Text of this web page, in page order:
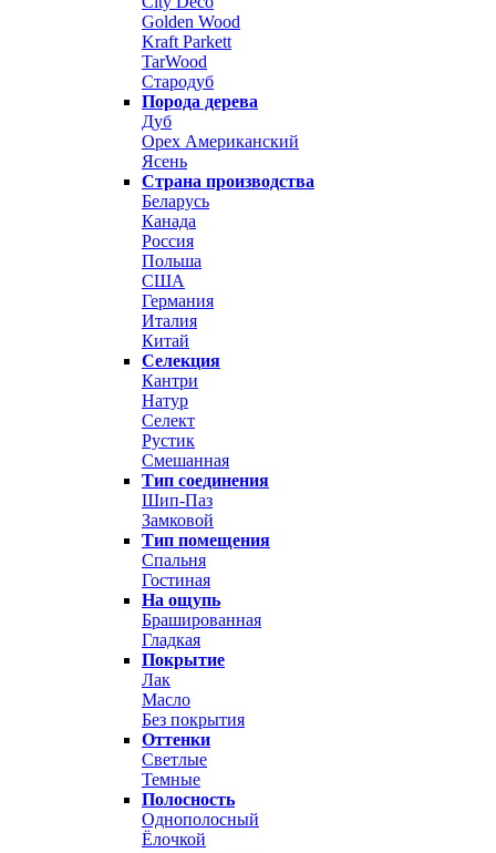
Golden Wood
Kraft Parkett
TarWood
Стародуб
Порода дерева
Дуб
Орех Американский
Ясень
Страна производства
Беларусь
Канада
Россия
Польша
США
Германия
Италия
Китай
Селекция
Кантри
Натур
Селект
Рустик
Смешанная
Тип соединения
Шип-Паз
Замковой
Тип помещения
Спальня
Гостиная
На ощупь
Брашированная
Гладкая
Покрытие
Лак
Масло
Без покрытия
Оттенки
Светлые
Темные
Полосность
Однополосный
Ёлочкой